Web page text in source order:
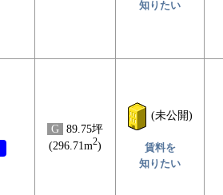
知りたい
G 89.75坪
(296.71m2)
(未公開)
賃料を
知りたい